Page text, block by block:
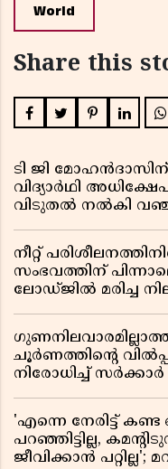
World
Share this
ടി ജി
വിദ്യാർഥി
വിടുതൽ നൽകി
നീറ്റ്
സംഭവത്തിന്
ലോഡ്ജിൽ മരിച്ച
ചൂർണത്തിൻ്റെ
നിരോധിച്ച് സർക്കാർ
'എന്നെ നേരിട്ട്
പറഞ്ഞിട്ടില്ല,
ജീവിക്കാൻ